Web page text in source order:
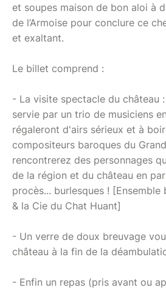
et soupes maison de bon aloi à
de l’Armoise pour conclure ce
et exaltant.
Le billet comprend :
- La visite spectacle du château
servie par un trio de musiciens
régaleront d'airs sérieux et à
compositeurs baroques du
rencontrerez des personnages
de la région et du château en
procès... burlesques ! [Ensemble
& la Cie du Chat Huant]
- Un verre de doux breuvage
château à la fin de la
- Enfin un repas (pris avant ou